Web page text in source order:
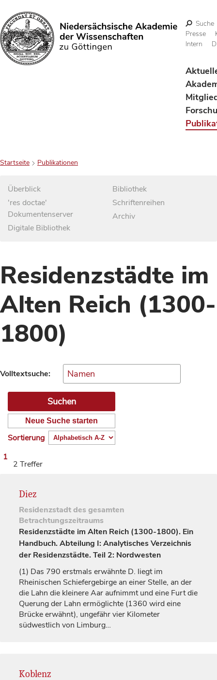
Suchen
Suche
Presse
Intern
Startseite Publikationen
Überblick
'res doctae'
Dokumentenserver
Digitale Bibliothek
Bibliothek
Schriftenreihen
Archiv
Residenzstädte im
Alten Reich (1300-
1800)
Volltextsuche:
Neue Suche starten
Sortierung
1
2 Treffer
Diez
Residenzstadtdes gesamten
Betrachtungszeitraums
Residenzstädte im Alten Reich (1300-1800). Ein
Handbuch. Abteilung I: Analytisches Verzeichnis
der Residenzstädte. Teil 2: Nordwesten
(1) Das 790 erstmals erwähnte D. liegt im
Rheinischen Schiefergebirge an einer Stelle, an der
die Lahn die kleinere Aar aufnimmt und eine Furt die
Querung der Lahn ermöglichte (1360 wird eine
Brücke erwähnt), ungefähr vier Kilometer
südwestlich von Limburg…
Koblenz